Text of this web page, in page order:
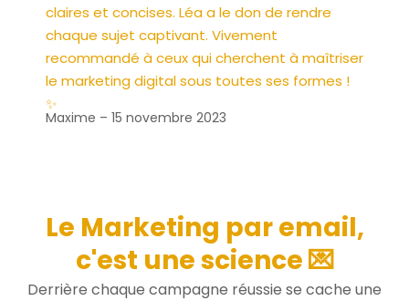
claires et concises. Léa a le don de rendre
chaque sujet captivant. Vivement
recommandé à ceux qui cherchent à maîtriser
le marketing digital sous toutes ses formes !
✨
Maxime – 15 novembre 2023
Le Marketing par email,
c'est une science 💌
Derrière chaque campagne réussie se cache une